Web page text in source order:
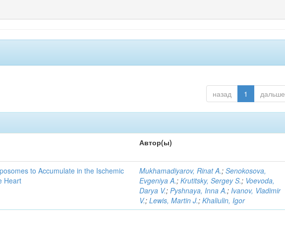
назад 1 дальше
Автор(ы)
to Accumulate in the Ischemic
Heart
Mukhamadiyarov, Rinat A.;Senokosova,
Evgeniya A.;Krutitsky, Sergey S.; Voevoda,
Darya V.;Pyshnaya, Inna A.;Ivanov, Vladimir
V.;Lewis, Martin J.;Khaliulin, Igor